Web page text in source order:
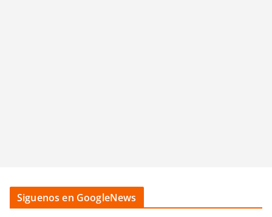
Siguenos en GoogleNews